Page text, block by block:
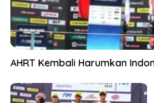
AHRT Kembali Harumkan